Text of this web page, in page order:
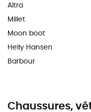
Altra
Millet
Moon boot
Helly Hansen
Barbour
Chaussures,